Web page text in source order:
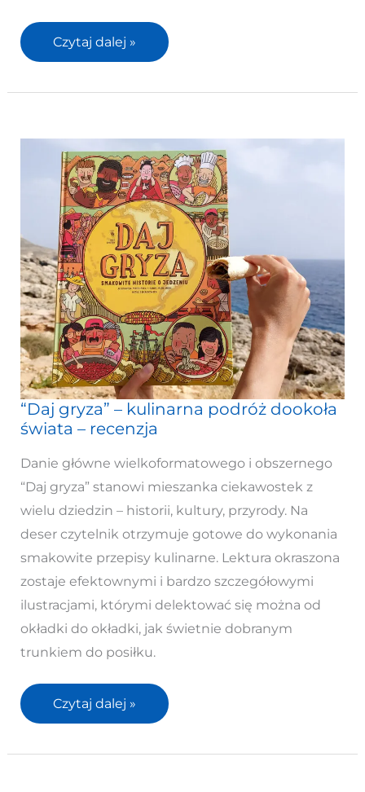
Czytaj dalej »
“Daj gryza” – kulinarna podróż dookoła
świata – recenzja
Danie główne wielkoformatowego i obszernego
“Daj gryza” stanowi mieszanka ciekawostek z
wielu dziedzin – historii, kultury, przyrody. Na
deser czytelnik otrzymuje gotowe do wykonania
smakowite przepisy kulinarne. Lektura okraszona
zostaje efektownymi i bardzo szczegółowymi
ilustracjami, którymi delektować się można od
okładki do okładki, jak świetnie dobranym
trunkiem do posiłku.
“Daj
gryza”
–
kulinarna
podróż
dookoła
świata
–
recenzja
Czytaj dalej »